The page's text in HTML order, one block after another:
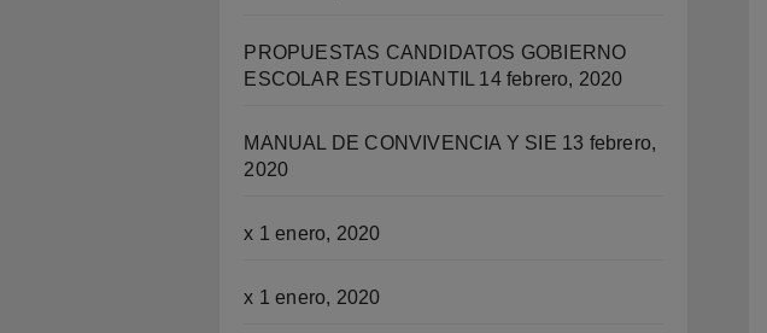
PROPUESTAS CANDIDATOS GOBIERNO
ESCOLAR ESTUDIANTIL 14 febrero, 2020
MANUAL DE CONVIVENCIA Y SIE 13 febrero,
2020
x 1 enero, 2020
x 1 enero, 2020